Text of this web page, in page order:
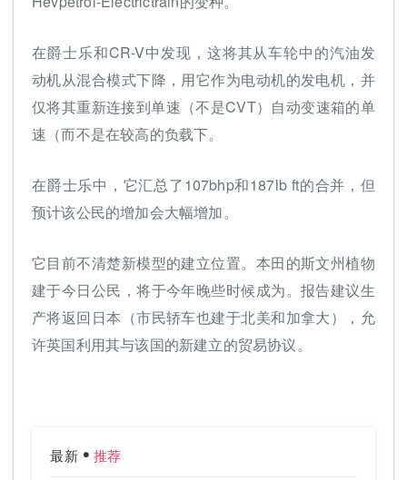
在爵士乐和CR-V中发现，这将其从车轮中的汽油发
动机从混合模式下降，用它作为电动机的发电机，并
仅将其重新连接到单速（不是CVT）自动变速箱的单
速（而不是在较高的负载下。
在爵士乐中，它汇总了107bhp和187lb ft的合并，但
预计该公民的增加会大幅增加。
它目前不清楚新模型的建立位置。本田的斯文州植物
建于今日公民，将于今年晚些时候成为。报告建议生
产将返回日本（市民轿车也建于北美和加拿大），允
许英国利用其与该国的新建立的贸易协议。
最新 推荐